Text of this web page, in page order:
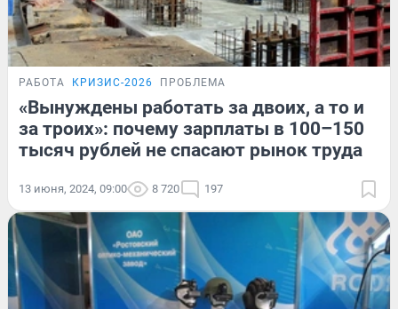
РАБОТА КРИЗИС-2026 ПРОБЛЕМА
«Вынуждены работать за двоих, а то и
за троих»: почему зарплаты в 100–150
тысяч рублей не спасают рынок труда
13 июня, 2024, 09:00 8 720 197